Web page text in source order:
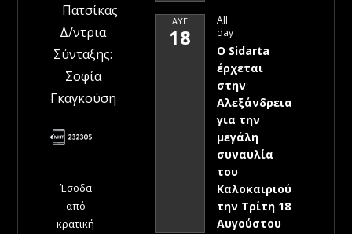
Πατσίκας
Δ/ντρια
Σύνταξης:
Σοφία
Γκαγκούση
Έσοδα
από
κρατική
ΑΥΓ
18
All
day
Ο Sidarta
έρχεται
στην
Αλεξάνδρεια
για την
μεγάλη
συναυλία
του
Καλοκαιριού
την Τρίτη 18
Αυγούστου